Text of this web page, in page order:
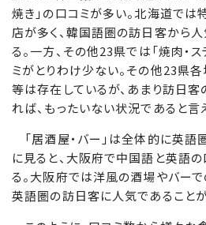
焼き」の口コミが多い。北海道では
店が多く、韓国語圏の訪日客から
る。一方、その他23県では「焼肉・
ミがとりわけ少ない。その他23県
等は存在しているが、あまり訪日
れば、もったいない状況であると言
「居酒屋・バー」は全体的に英語
に見ると、大阪府で中国語と英語
る。大阪府では洋風の酒場やバーで
英語圏の訪日客に人気であることが